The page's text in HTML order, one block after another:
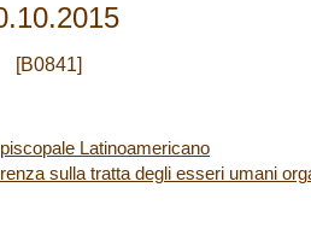
[B0841]
Latinoamericano
sulla tratta degli esseri umani